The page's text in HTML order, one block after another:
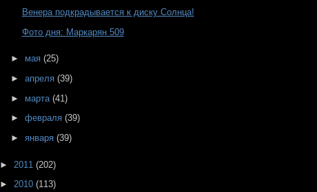
Венера подкрадывается к диску Солнца!
Фото дня: Маркарян 509
► мая (25)
► апреля (39)
► марта (41)
► февраля (39)
► января (39)
► 2011(202)
►2010(113)